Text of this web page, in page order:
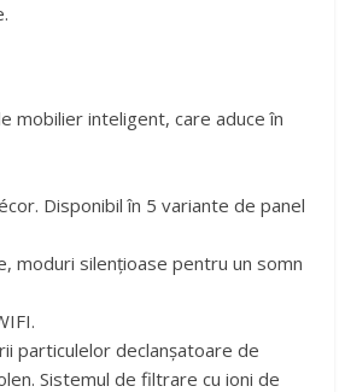
mobilier inteligent, care aduce în
Disponibil în 5 variante de panel
moduri silențioase pentru un somn
particulelor declanșatoare de
Sistemul de filtrare cu ioni de